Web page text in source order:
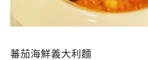
蕃茄海鮮義大利麵